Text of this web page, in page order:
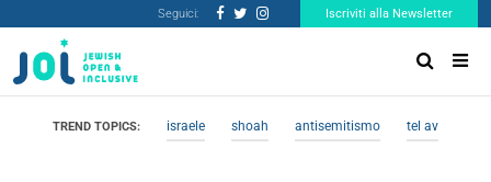
Seguici: Iscriviti alla Newsletter
TREND TOPICS: israele shoah antisemitismo tel aviv